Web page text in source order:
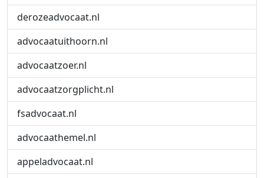
derozeadvocaat.nl
advocaatuithoorn.nl
advocaatzoer.nl
advocaatzorgplicht.nl
fsadvocaat.nl
advocaathemel.nl
appeladvocaat.nl